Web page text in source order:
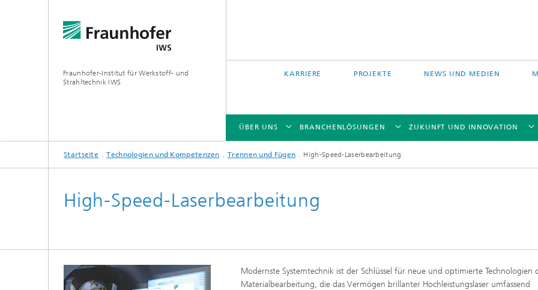
Fraunhofer-Institut für Werkstoff- und
Strahltechnik IWS
KARRIERE PROJEKTE NEWS UND MEDIEN
ÜBER UNS
ÜBER UNS
BRANCHENLÖSUNGEN
BRANCHENLÖSUNGEN
ZUKUNFT UND INNOVATION
ZUKUNFT UND INNOVATION
TECHNOLOGIEN UND KOMPETENZEN
Reaktive Multischichten
Tribologische und Funktionale
Schichten
Pulverbettverfahren und Drucken
Startseite Technologien und Kompetenzen Trennen und Fügen High-Speed-Laserbearbeitung
High-Speed-Laserbearbeitung
Modernste Systemtechnik ist der Schlüssel für neue und optimierte Technologien
Materialbearbeitung, die das Vermögen brillanter Hochleistungslaser umfassend